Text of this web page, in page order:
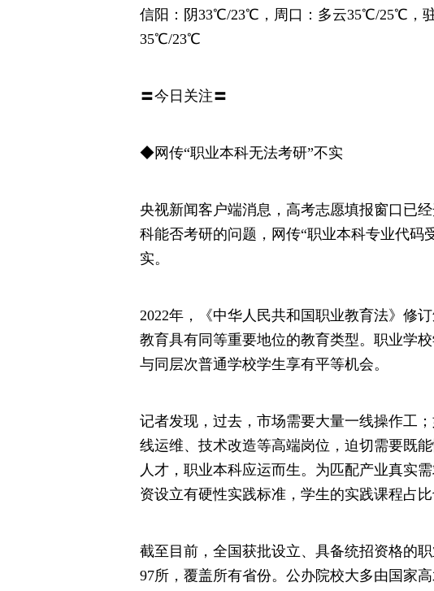
信阳：阴33℃/23℃，周口：多云35℃/25℃，
35℃/23℃
〓今日关注〓
◆网传“职业本科无法考研”不实
央视新闻客户端消息，高考志愿填报窗口已
科能否考研的问题，网传“职业本科专业代码
实。
2022年，《中华人民共和国职业教育法》修
教育具有同等重要地位的教育类型。职业学
与同层次普通学校学生享有平等机会。
记者发现，过去，市场需要大量一线操作工
线运维、技术改造等高端岗位，迫切需要既
人才，职业本科应运而生。为匹配产业真实
资设立有硬性实践标准，学生的实践课程占比
截至目前，全国获批设立、具备统招资格的
97所，覆盖所有省份。公办院校大多由国家